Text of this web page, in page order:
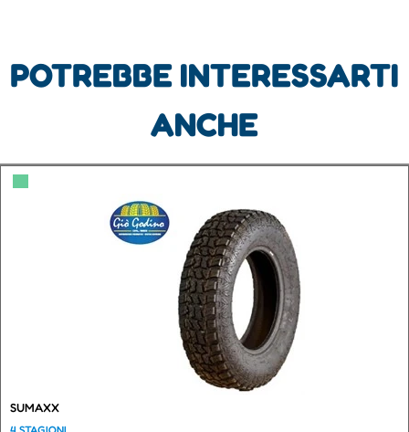
POTREBBE INTERESSARTI
ANCHE
▀
SUMAXX